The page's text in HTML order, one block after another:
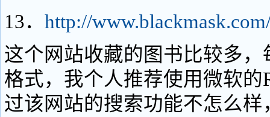
13． http://
这个网站收藏的图书比较多
格式，我个人推荐使用微软的
过该网站的搜索功能不怎么